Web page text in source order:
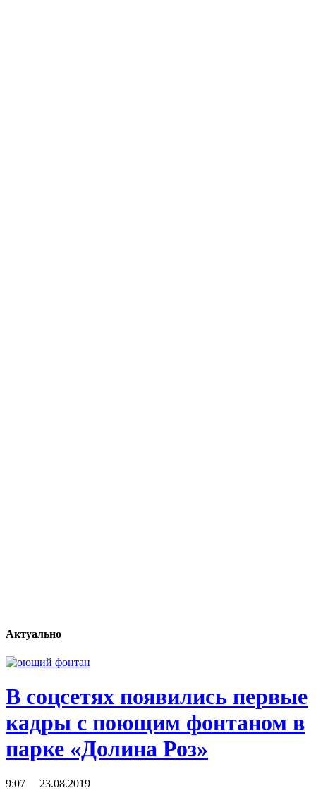
Актуально
В соцсетях появились первые
кадры с поющим фонтаном в
парке «Долина Роз»
9:07 23.08.2019